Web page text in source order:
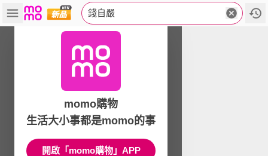
錢自嚴
momo購物
生活大小事都是momo的事
開啟「momo購物」APP